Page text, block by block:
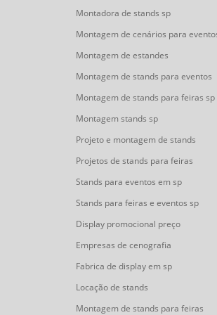
Montadora de stands sp
Montagem de cenários para
Montagem de estandes
Montagem de stands para eventos
Montagem de stands para feiras sp
Montagem stands sp
Projeto e montagem de stands
Projetos de stands para feiras
Stands para eventos em sp
Stands para feiras e eventos sp
Display promocional preço
Empresas de cenografia
Fabrica de display em sp
Locação de stands
Montagem de stands para feiras